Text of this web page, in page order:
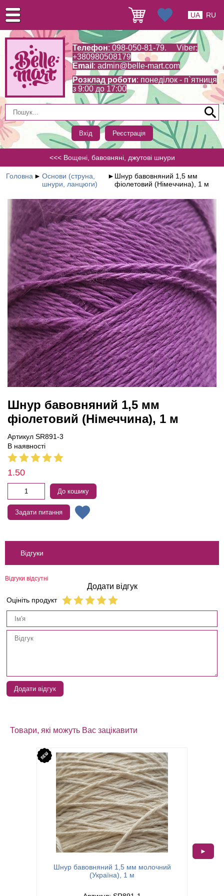
Телефон: 098-050-81-79. Viber:
+380980508179
Email : admin@belle-mart.com
Розклад роботи: понеділок - п`ятниця
з 9:00 до 17:00
Вхід Реєстрація
UA RU
<<< Вощені, бавовняні, джутові шнури
Головна ► Основи (струна,
шнури, ланцюги)
► Шнур бавовняний 1,5 мм
фіолетовий (Німеччина), 1 м
Шнур бавовняний 1,5 мм
фіолетовий (Німеччина), 1 м
Артикул SR891-3
В наявності
1.50
До кошику
Задати питання
Відгуки
Відгуки відсутні
Додати відгук
Оцініть продукт
Додати відгук
Товари, які можуть Вас зацікавити
Шнур бавовняний 1,5 мм молочний
(Україна), 1 м
►